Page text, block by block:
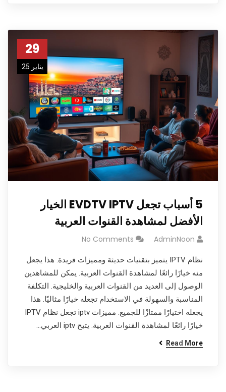
29
يناير 25
5 أسباب تجعل EVDTV IPTV الخيار
الأفضل لمشاهدة القنوات العربية
AdminNoon
No Comments
نظام IPTV يتميز بتقنيات حديثة ومميزات فريدة. هذا يجعل
منه خيارًا رائعًا لمشاهدة القنوات العربية. يمكن للمشاهدين
الوصول إلى العديد من القنوات العربية والخليجية. التكلفة
المناسبة والسهولة في الاستخدام تجعله خيارًا مثاليًا. هذا
يجعله اختيارًا ممتازًا للجميع. مميزات iptv تجعل نظام IPTV
خيارًا رائعًا لمشاهدة القنوات العربية. يتيح iptv العربي…
Read More